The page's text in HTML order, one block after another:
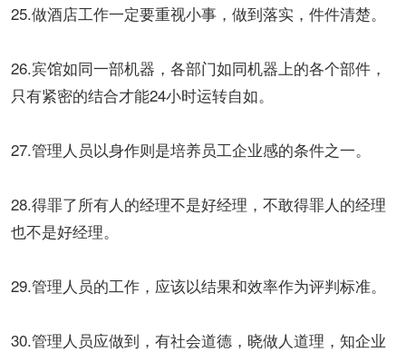
25.做酒店工作一定要重视小事，做到落实，件件清楚。
26.宾馆如同一部机器，各部门如同机器上的各个部件，
只有紧密的结合才能24小时运转自如。
27.管理人员以身作则是培养员工企业感的条件之一。
28.得罪了所有人的经理不是好经理，不敢得罪人的经理
也不是好经理。
29.管理人员的工作，应该以结果和效率作为评判标准。
30.管理人员应做到，有社会道德，晓做人道理，知企业